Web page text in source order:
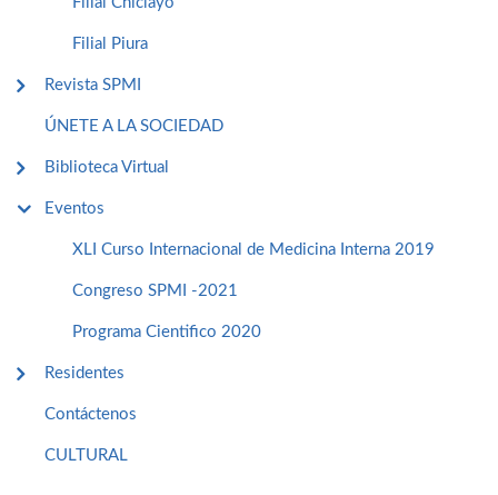
Filial Piura
Revista SPMI
ÚNETE A LA SOCIEDAD
Biblioteca Virtual
Eventos
XLI Curso Internacional de Medicina Interna 2019
Congreso SPMI -2021
Programa Cientifico 2020
Residentes
Contáctenos
CULTURAL